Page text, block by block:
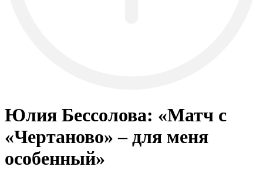
Юлия Бессолова: «Матч с
«Чертаново» – для меня
особенный»